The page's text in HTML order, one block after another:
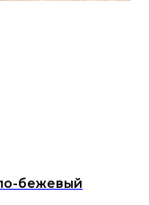
бежевый